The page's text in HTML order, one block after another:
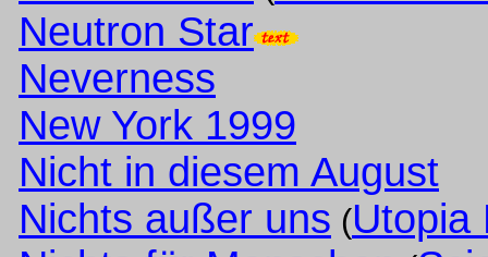
Neutron Star
Neverness
New York 1999
Nicht in diesem August
Nichts außer uns (Utopia